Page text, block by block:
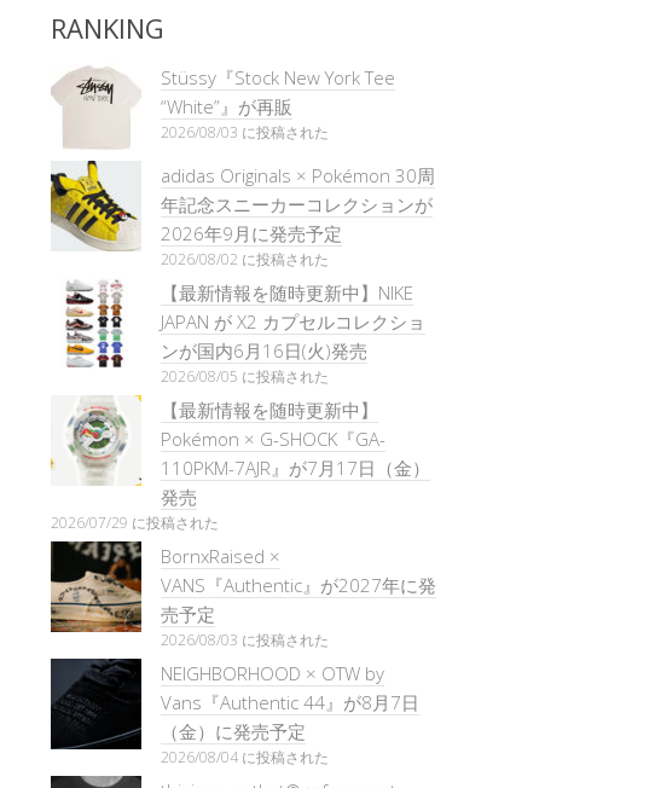
RANKING
Stüssy『Stock New York Tee
“White”』が再販
2026/08/03 に投稿された
adidas Originals × Pokémon 30周
年記念スニーカーコレクションが
2026年9月に発売予定
2026/08/02 に投稿された
【最新情報を随時更新中】NIKE
JAPAN が X2 カプセルコレクショ
ンが国内6月16日(火)発売
2026/08/05 に投稿された
【最新情報を随時更新中】
Pokémon × G-SHOCK『GA-
110PKM-7AJR』が7月17日（金）
発売
2026/07/29 に投稿された
BornxRaised ×
VANS『Authentic』が2027年に発
売予定
2026/08/03 に投稿された
NEIGHBORHOOD × OTW by
Vans『Authentic 44』が8月7日
（金）に発売予定
2026/08/04 に投稿された